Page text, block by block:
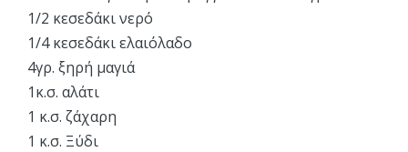
1/2 κεσεδάκι νερό
1/4 κεσεδάκι ελαιόλαδο
4γρ. ξηρή μαγιά
1κ.σ. αλάτι
1 κ.σ. ζάχαρη
1 κ.σ. Ξύδι